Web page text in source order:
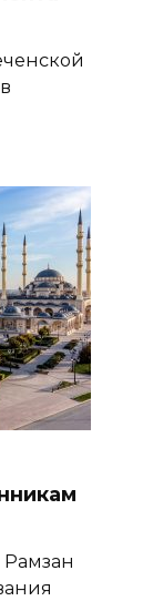
Рамзан